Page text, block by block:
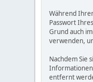
Während
Passwort
Grund auch
verwenden,
Nachdem Sie
Informationen
entfernt